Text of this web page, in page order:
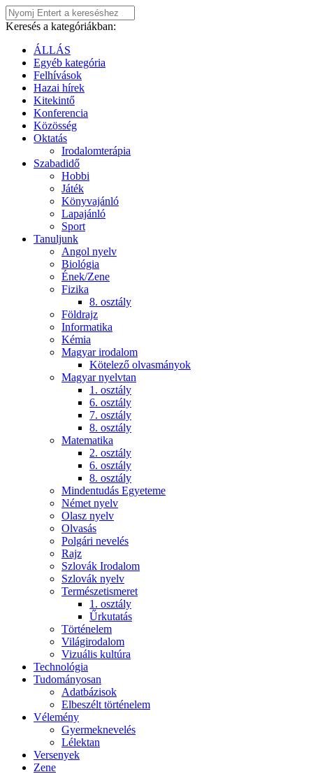
Keresés a kategóriákban:
ÁLLÁS
Egyéb kategória
Felhívások
Hazai hírek
Kitekintő
Konferencia
Közösség
Oktatás
Irodalomterápia
Szabadidő
Hobbi
Játék
Könyvajánló
Lapajánló
Sport
Tanuljunk
Angol nyelv
Biológia
Ének/Zene
Fizika
8. osztály
Földrajz
Informatika
Kémia
Magyar irodalom
Kötelező olvasmányok
Magyar nyelvtan
1. osztály
6. osztály
7. osztály
8. osztály
Matematika
2. osztály
6. osztály
8. osztály
Mindentudás Egyeteme
Német nyelv
Olasz nyelv
Olvasás
Polgári nevelés
Rajz
Szlovák Irodalom
Szlovák nyelv
Természetismeret
1. osztály
Űrkutatás
Történelem
Világirodalom
Vizuális kultúra
Technológia
Tudományosan
Adatbázisok
Elbeszélt történelem
Vélemény
Gyermeknevelés
Lélektan
Versenyek
Zene